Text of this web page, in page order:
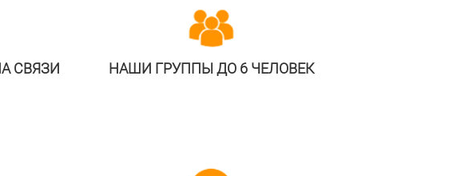
СВЯЗИ
НАШИ ГРУППЫ ДО 6 ЧЕЛОВЕК